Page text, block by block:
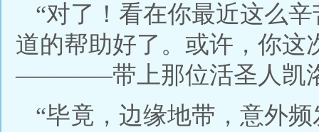
“对了！看在你最近这么
道的帮助好了。或许，你这
————带上那位活圣人凯洛
“毕竟，边缘地带，意外